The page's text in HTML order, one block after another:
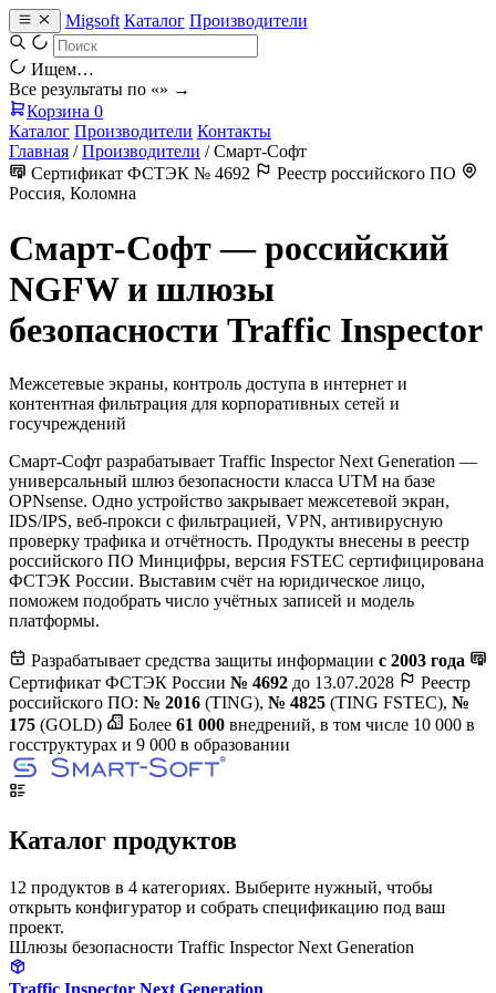
Migsoft Каталог Производители
Ищем…
Все результаты по «» →
Корзина 0
Каталог Производители Контакты
Главная / Производители / Смарт-Софт
Сертификат ФСТЭК № 4692
Реестр российского ПО
Россия, Коломна
Смарт-Софт — российский
NGFW и шлюзы
безопасности Traffic Inspector
Межсетевые экраны, контроль доступа в интернет и
контентная фильтрация для корпоративных сетей и
госучреждений
Смарт-Софт разрабатывает Traffic Inspector Next Generation —
универсальный шлюз безопасности класса UTM на базе
OPNsense. Одно устройство закрывает межсетевой экран,
IDS/IPS, веб-прокси с фильтрацией, VPN, антивирусную
проверку трафика и отчётность. Продукты внесены в реестр
российского ПО Минцифры, версия FSTEC сертифицирована
ФСТЭК России. Выставим счёт на юридическое лицо,
поможем подобрать число учётных записей и модель
платформы.
Разрабатывает средства защиты информации с 2003 года
Сертификат ФСТЭК России № 4692 до 13.07.2028
Реестр
российского ПО: № 2016 (TING), № 4825 (TING FSTEC), №
175 (GOLD) Более 61 000 внедрений, в том числе 10 000 в
госструктурах и 9 000 в образовании
Каталог продуктов
12 продуктов в 4 категориях. Выберите нужный, чтобы
открыть конфигуратор и собрать спецификацию под ваш
проект.
Шлюзы безопасности Traffic Inspector Next Generation
Traffic Inspector Next Generation